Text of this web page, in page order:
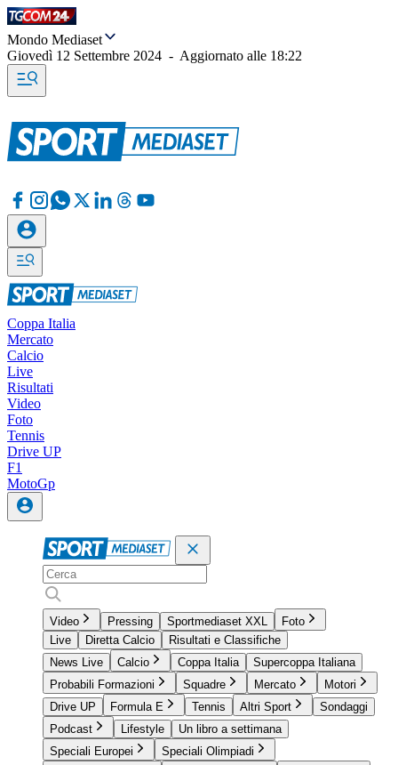
Mondo Mediaset
Giovedì 12 Settembre 2024 - Aggiornato alle 18:22
Coppa Italia
Mercato
Calcio
Live
Risultati
Video
Foto
Tennis
Drive UP
F1
MotoGp
Video Pressing Sportmediaset XXL
Foto
Live
Diretta Calcio
Risultati e Classifiche
News Live
Calcio Coppa Italia
Supercoppa Italiana
Probabili Formazioni
Squadre Mercato
Motori
Drive UP
Formula E Tennis Altri Sport
Sondaggi
Podcast
Lifestyle
Un libro a settimana
Speciali Europei
Speciali Olimpiadi